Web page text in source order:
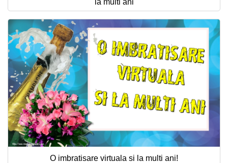
la multi ani
O imbratisare virtuala si la multi ani!